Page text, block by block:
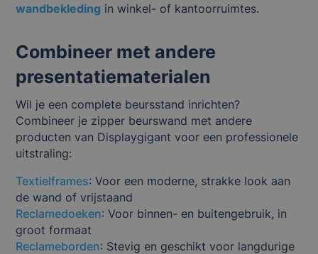
wandbekleding in winkel- of kantoorruimtes.
Combineer met andere
presentatiematerialen
Wil je een complete beursstand inrichten?
Combineer je zipper beurswand met andere
producten van Displaygigant voor een professionele
uitstraling:
Textielframes: Voor een moderne, strakke look aan
de wand of vrijstaand
Reclamedoeken: Voor binnen- en buitengebruik, in
groot formaat
Reclameborden: Stevig en geschikt voor langdurige